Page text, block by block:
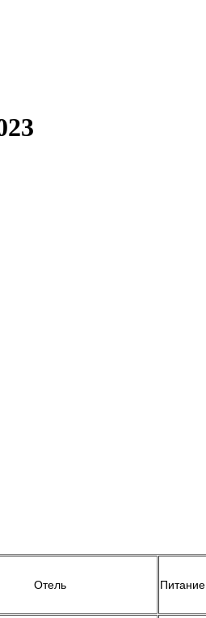
Отель Питание